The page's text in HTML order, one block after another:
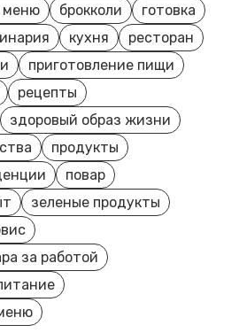
меню брокколи
готовка
кухня
ресторан
приготовление пищи
рецепты
здоровый образ жизни
продукты
повар
зеленые продукты
за работой